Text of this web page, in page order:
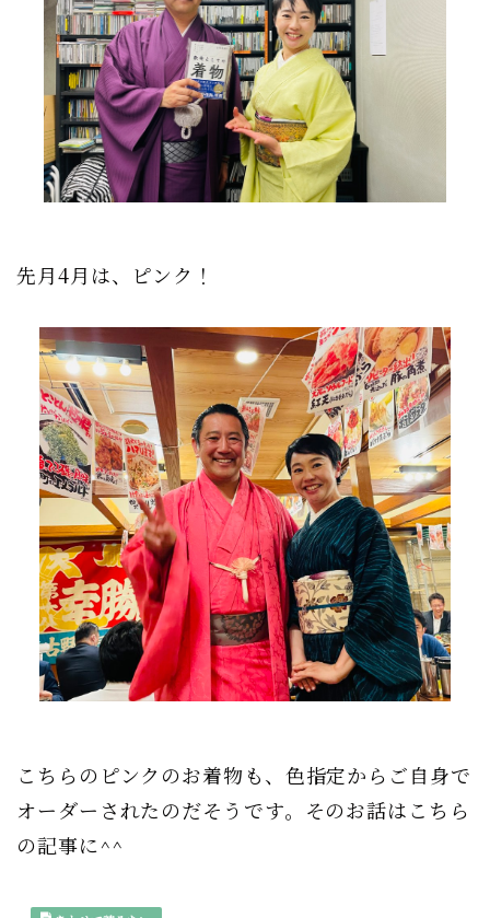
先月4月は、ピンク！
こちらのピンクのお着物も、色指定からご自身で
オーダーされたのだそうです。そのお話はこちら
の記事に^^